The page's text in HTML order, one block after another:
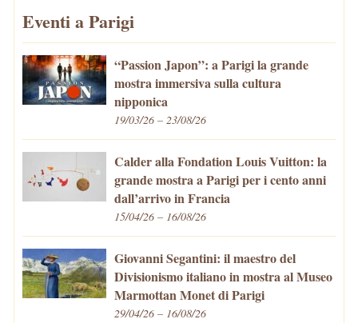
Eventi a Parigi
“Passion Japon”: a Parigi la grande
mostra immersiva sulla cultura
nipponica
19/03/26 – 23/08/26
Calder alla Fondation Louis Vuitton: la
grande mostra a Parigi per i cento anni
dall’arrivo in Francia
15/04/26 – 16/08/26
Giovanni Segantini: il maestro del
Divisionismo italiano in mostra al Museo
Marmottan Monet di Parigi
29/04/26 – 16/08/26